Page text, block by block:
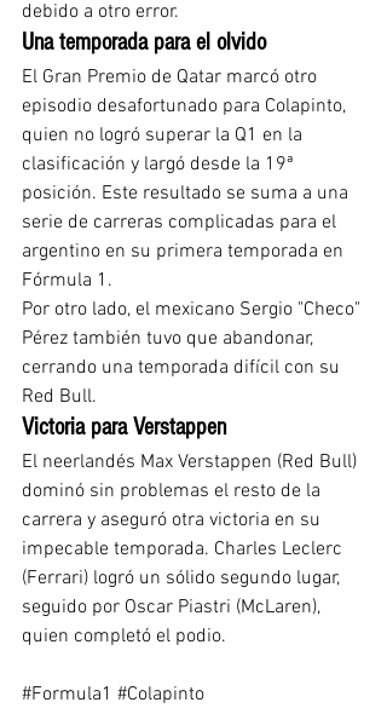
debido a otro error.
Una temporada para el olvido
El Gran Premio de Qatar marcó otro
episodio desafortunado para Colapinto,
quien no logró superar la Q1 en la
clasificación y largó desde la 19ª
posición. Este resultado se suma a una
serie de carreras complicadas para el
argentino en su primera temporada en
Fórmula 1.
Por otro lado, el mexicano Sergio "Checo"
Pérez también tuvo que abandonar,
cerrando una temporada difícil con su
Red Bull.
Victoria para Verstappen
El neerlandés Max Verstappen (Red Bull)
dominó sin problemas el resto de la
carrera y aseguró otra victoria en su
impecable temporada. Charles Leclerc
(Ferrari) logró un sólido segundo lugar,
seguido por Oscar Piastri (McLaren),
quien completó el podio.
#Formula1 #Colapinto